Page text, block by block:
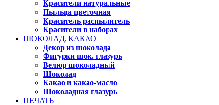
Красители натуральные
Пыльца цветочная
Краситель распылитель
Красители в наборах
ШОКОЛАД, КАКАО
Декор из шоколада
Фигурки шок. глазурь
Велюр шоколадный
Шоколад
Какао и какао-масло
Шоколадная глазурь
ПЕЧАТЬ